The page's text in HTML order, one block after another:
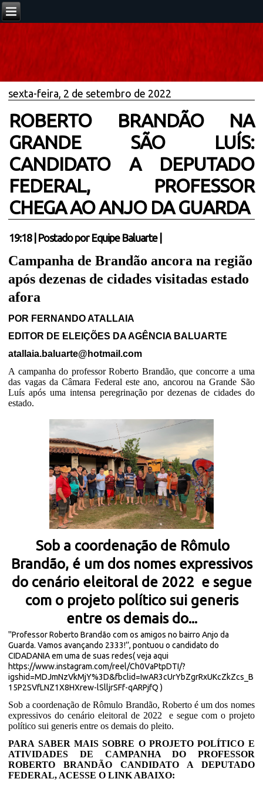
sexta-feira, 2 de setembro de 2022
ROBERTO BRANDÃO NA
GRANDE SÃO LUÍS:
CANDIDATO A DEPUTADO
FEDERAL, PROFESSOR
CHEGA AO ANJO DA GUARDA
19:18| Postado por Equipe Baluarte
Campanha de Brandão ancora na região
após dezenas de cidades visitadas estado
afora
POR FERNANDO ATALLAIA
EDITOR DE ELEIÇÕES DA AGÊNCIA BALUARTE
atallaia.baluarte@hotmail.com
A campanha do professor Roberto Brandão, que concorre a uma
das vagas da Câmara Federal este ano, ancorou na Grande São
Luís após uma intensa peregrinação por dezenas de cidades do
estado.
Sob a coordenação de Rômulo
Brandão, é um dos nomes expressivos
do cenário eleitoral de 2022 e segue
com o projeto político sui generis
entre os demais do...
''Professor Roberto Brandão com os amigos no bairro Anjo da
Guarda. Vamos avançando 2333!’’, pontuou o candidato do
CIDADANIA em uma de suas redes( veja aqui
https://www.instagram.com/reel/Ch0VaPtpDTI/?
igshid=MDJmNzVkMjY%3D&fbclid=IwAR3cUrYbZgrRxUKcZkZcs_B
15P2SVfLNZ1X8HXrew-lSlljrSFf-qARPjfQ )
Sob a coordenação de Rômulo Brandão, Roberto é um dos nomes
expressivos do cenário eleitoral de 2022
e segue com o projeto
político sui generis entre os demais do pleito.
PARA SABER MAIS SOBRE O PROJETO POLÍTICO E
ATIVIDADES DE CAMPANHA DO PROFESSOR
ROBERTO BRANDÃO CANDIDATO A DEPUTADO
FEDERAL, ACESSE O LINK ABAIXO: